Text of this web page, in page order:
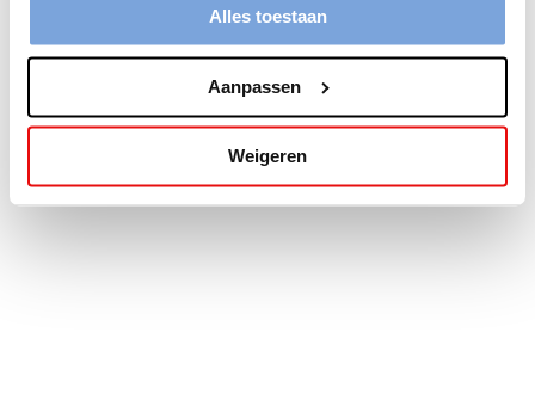
Alles toestaan
Aanpassen
Weigeren